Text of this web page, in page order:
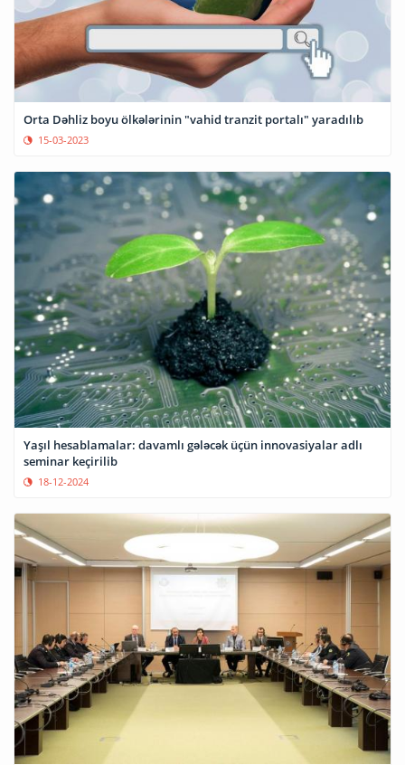
Orta Dəhliz boyu ölkələrinin "vahid tranzit portalı" yaradılıb
15-03-2023
Yaşıl hesablamalar: davamlı gələcək üçün innovasiyalar adlı
seminar keçirilib
18-12-2024